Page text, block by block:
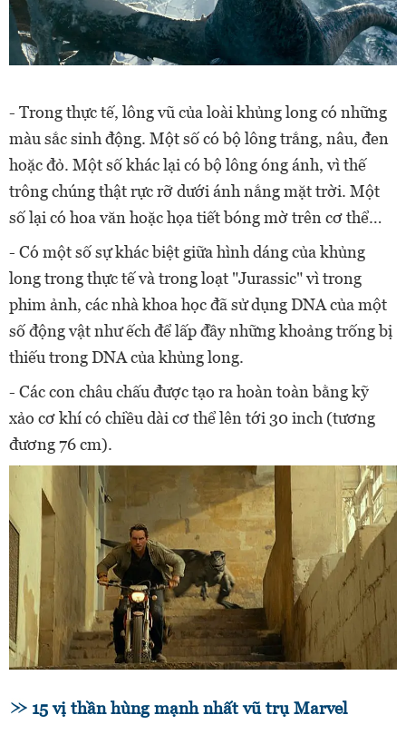
- Trong thực tế, lông vũ của loài khủng long có những
màu sắc sinh động. Một số có bộ lông trắng, nâu, đen
hoặc đỏ. Một số khác lại có bộ lông óng ánh, vì thế
trông chúng thật rực rỡ dưới ánh nắng mặt trời. Một
số lại có hoa văn hoặc họa tiết bóng mờ trên cơ thể…
- Có một số sự khác biệt giữa hình dáng của khủng
long trong thực tế và trong loạt "Jurassic" vì trong
phim ảnh, các nhà khoa học đã sử dụng DNA của một
số động vật như ếch để lấp đầy những khoảng trống bị
thiếu trong DNA của khủng long.
- Các con châu chấu được tạo ra hoàn toàn bằng kỹ
xảo cơ khí có chiều dài cơ thể lên tới 30 inch (tương
đương 76 cm).
15 vị thần hùng mạnh nhất vũ trụ Marvel